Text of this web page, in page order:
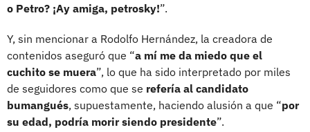
o Petro? ¡Ay amiga, petrosky!”.
Y, sin mencionar a Rodolfo Hernández, la creadora de
contenidos aseguró que “a mí me da miedo que el
cuchito se muera”, lo que ha sido interpretado por miles
de seguidores como que se refería al candidato
bumangués, supuestamente, haciendo alusión a que “por
su edad, podría morir siendo presidente”.